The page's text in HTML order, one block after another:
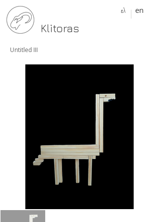
Klitoras
ελ en
Untitled III